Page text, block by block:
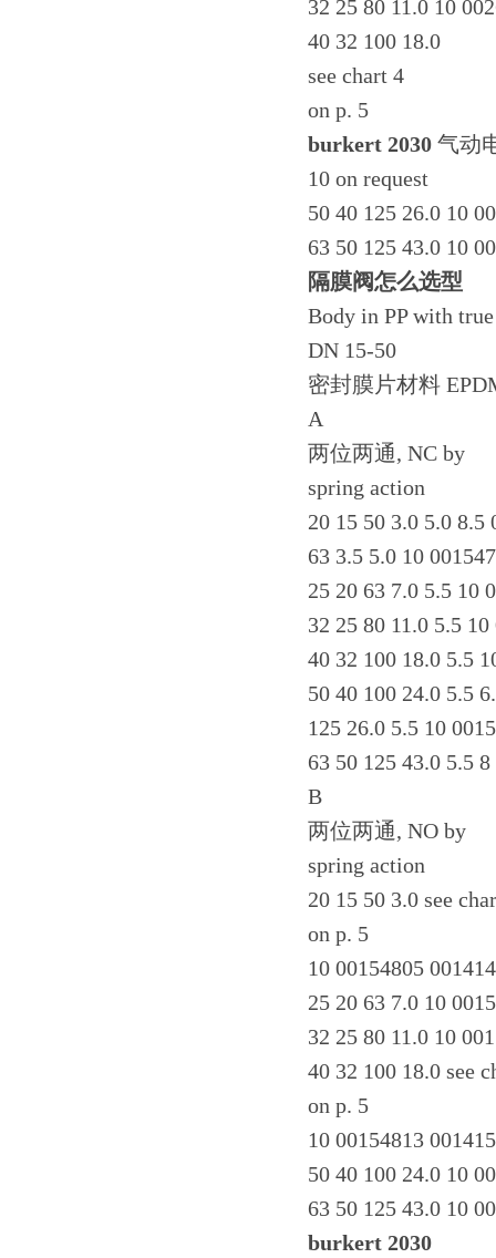
32 25 80 11.0 10
40 32 100 18.0
see chart 4
on p. 5
burkert 2030 气动
10 on request
50 40 125 26.0 10
63 50 125 43.0 10
隔膜阀怎么选型
Body in PP with
DN 15-50
密封膜片材料
A
两位两通, NC by
spring action
20 15 50 3.0 5.0 8.5
63 3.5 5.0 10
25 20 63 7.0 5.5 10
32 25 80 11.0 5.5
40 32 100 18.0 5.5
50 40 100 24.0 5.5
125 26.0 5.5 10
63 50 125 43.0 5.5
B
两位两通, NO by
spring action
20 15 50 3.0 see
on p. 5
10 00154805
25 20 63 7.0 10
32 25 80 11.0 10
40 32 100 18.0 see
on p. 5
10 00154813
50 40 100 24.0 10
63 50 125 43.0 10
burkert 2030